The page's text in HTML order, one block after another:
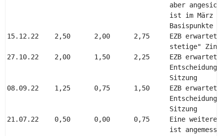
aber
ist im März
Basispunkte
15.12.22    2,50      2,00      2,75     EZB erwartet
stetige"
27.10.22    2,00      1,50      2,25     EZB erwartet
                                         Sitzung
08.09.22    1,25      0,75      1,50     EZB erwartet
                                         Sitzung
21.07.22    0,50      0,00      0,75     Eine weitere
ist